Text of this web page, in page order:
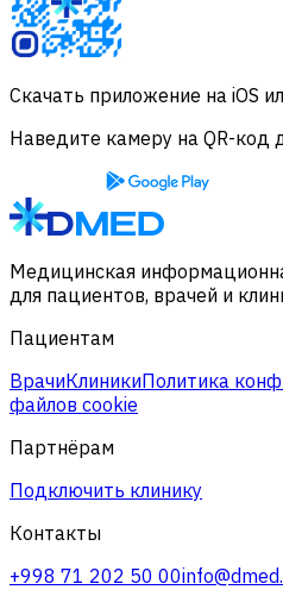
Скачать приложение на iOS
Наведите камеру на QR-код
Медицинская
для пациентов, врачей и
Пациентам
ВрачиКлиникиПолитика
файлов cookie
Партнёрам
Подключить клинику
Контакты
+998 71 202 50 00